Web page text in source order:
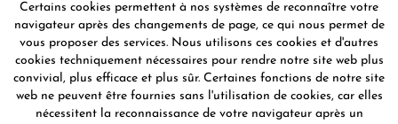
Certains cookies permettent à nos systèmes de reconnaître votre
navigateur après des changements de page, ce qui nous permet de
vous proposer des services. Nous utilisons ces cookies et d'autres
cookies techniquement nécessaires pour rendre notre site web plus
convivial, plus efficace et plus sûr. Certaines fonctions de notre site
web ne peuvent être fournies sans l'utilisation de cookies, car elles
nécessitent la reconnaissance de votre navigateur après un